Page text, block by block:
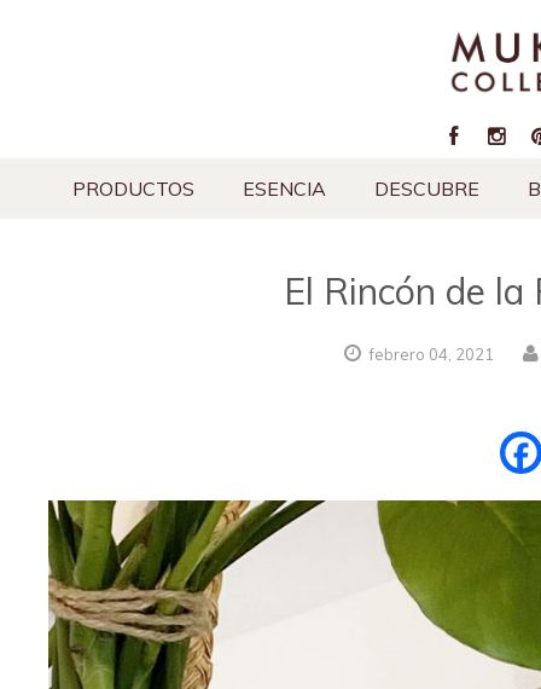
PRODUCTOS ESENCIA DESCUBRE
El Rincón de
febrero 04, 2021